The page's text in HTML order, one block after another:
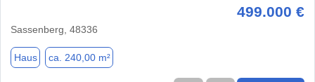
499.000 €
Sassenberg, 48336
Haus ca. 240,00 m²